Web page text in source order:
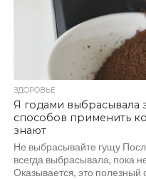
ЗДОРОВЬЕ
Я годами выбрасывала
способов применить
знают
Не выбрасывайте гущу
всегда выбрасывала, пока
Оказывается, это полезный